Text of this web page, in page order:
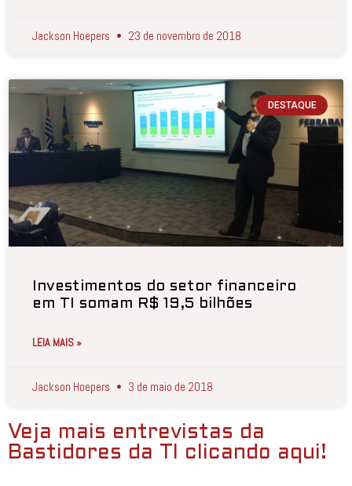
Jackson Hoepers 23 de novembro de 2018
DESTAQUE
Investimentos do setor financeiro
em TI somam R$ 19,5 bilhões
LEIA MAIS »
Jackson Hoepers 3 de maio de 2018
Veja mais entrevistas da
Bastidores da TI clicando aqui!